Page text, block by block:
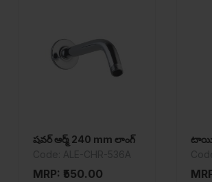
షవర్ ఆర్మ్ 240 mm లాంగ్
MRP: ₹550.00
టాయిలెట్
MRP: